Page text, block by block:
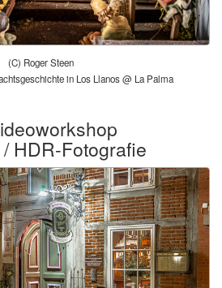
(C) Roger Steen
in Los Llanos @ La Palma
HDR-Fotografie